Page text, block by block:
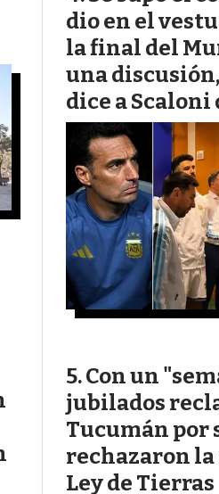
dio en el
la final del
una
dice a Scaloni
Con un
jubilados
Tucumán por
rechazaron
Ley de Tierras